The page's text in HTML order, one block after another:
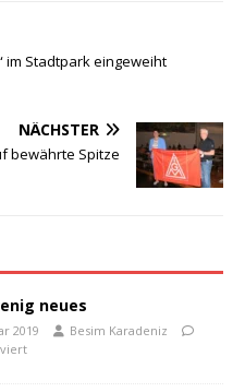
im Stadtpark eingeweiht
NÄCHSTER
bewährte Spitze
neues
2019
Besim Karadeniz